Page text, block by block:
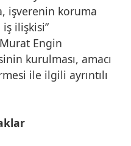
işverenin koruma
ilişkisi”
Engin
kurulması, amacı
ile ilgili ayrıntılı